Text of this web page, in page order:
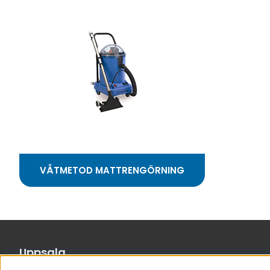
VÅTMETOD MATTRENGÖRNING
Uppsala